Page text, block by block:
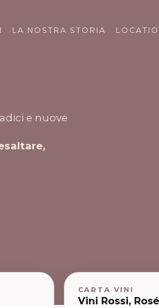
LA NOSTRA STORIA
e nuove
CARTA VINI
Vini Rossi,